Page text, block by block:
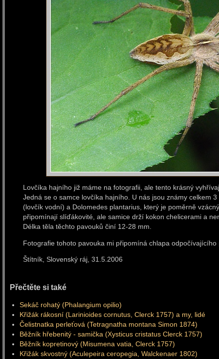
Lovčíka hajního již máme na fotografii, ale tento krásný
Jedná se o samce lovčíka hajního. U nás jsou známy celkem
(lovčík vodní) a Dolomedes plantarius, který je poměrně
připomínají slíďákovité, ale samice drží kokon chelicerami a
Délka těla těchto pavouků činí 12-28 mm.
Fotografie tohoto pavouka mi připomíná chlapa odpočívajícího
Štítník, Slovenský ráj, 31.5.2006
Přečtěte si také
Sekáč rohatý (Phalangium opilio)
Křižák rákosní (Larinioides cornutus, Clerck 1757) a my, lidé
Čelistnatka perleťová (Tetragnatha montana Simon 1874)
Běžník hřebenitý - samička (Xysticus cristatus Clerck 1757)
Běžník kopretinový (Misumena vatia, Clerck 1757)
Křižák skvostný (Aculepeira ceropegia, Walckenaer 1802)